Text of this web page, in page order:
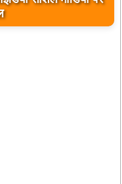
की कड़ी प्रतिक्रिया